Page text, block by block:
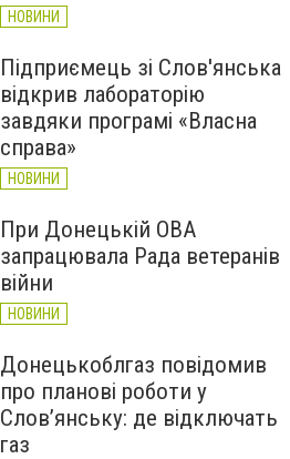
НОВИНИ
Підприємець зі Слов'янська
відкрив лабораторію
завдяки програмі «Власна
справа»
НОВИНИ
При Донецькій ОВА
запрацювала Рада ветеранів
війни
НОВИНИ
Донецькоблгаз повідомив
про планові роботи у
Слов’янську: де відключать
газ